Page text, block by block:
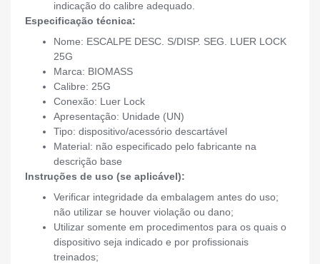
indicação do calibre adequado.
Especificação técnica:
Nome: ESCALPE DESC. S/DISP. SEG. LUER LOCK
25G
Marca: BIOMASS
Calibre: 25G
Conexão: Luer Lock
Apresentação: Unidade (UN)
Tipo: dispositivo/acessório descartável
Material: não especificado pelo fabricante na
descrição base
Instruções de uso (se aplicável):
Verificar integridade da embalagem antes do uso;
não utilizar se houver violação ou dano;
Utilizar somente em procedimentos para os quais o
dispositivo seja indicado e por profissionais
treinados;